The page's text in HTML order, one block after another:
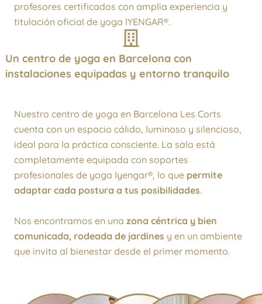
profesores certificados con amplia experiencia y
titulación oficial de yoga IYENGAR®.
Un centro de yoga en Barcelona con
instalaciones equipadas y entorno tranquilo
Nuestro centro de yoga en Barcelona Les Corts
cuenta con un espacio cálido, luminoso y silencioso,
ideal para la práctica consciente. La sala está
completamente equipada con soportes
profesionales de yoga Iyengar®, lo que permite
adaptar cada postura a tus posibilidades.
Nos encontramos en una zona céntrica y bien
comunicada, rodeada de jardines y en un ambiente
que invita al bienestar desde el primer momento.